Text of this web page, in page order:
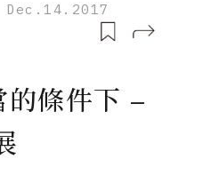
Dec.14.2017
條件下 –